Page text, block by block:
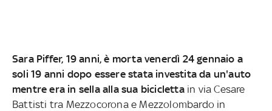
Sara Piffer, 19 anni, è morta venerdì 24 gennaio a
soli 19 anni dopo essere stata investita da un'auto
mentre era in sella alla sua bicicletta in via Cesare
Battisti tra Mezzocorona e Mezzolombardo in